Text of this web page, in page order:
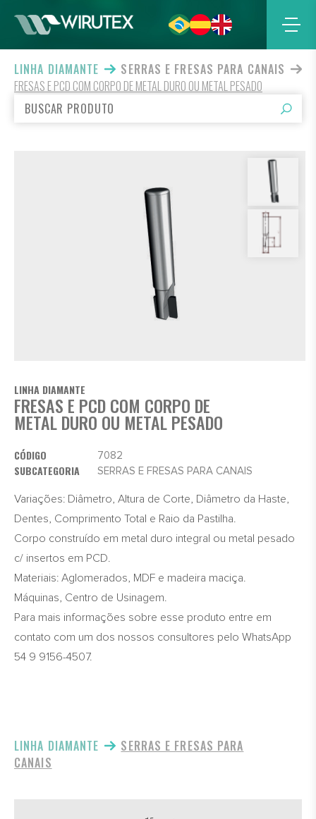
LINHA DIAMANTE
SERRAS E FRESAS PARA CANAIS
FRESAS E PCD COM CORPO DE METAL DURO OU METAL PESADO
LINHA DIAMANTE
FRESAS E PCD COM CORPO DE
METAL DURO OU METAL PESADO
CÓDIGO 7082
SUBCATEGORIA SERRAS E FRESAS PARA CANAIS
Variações: Diâmetro, Altura de Corte, Diâmetro da Haste,
Dentes, Comprimento Total e Raio da Pastilha.
Corpo construído em metal duro integral ou metal pesado
c/ insertos em PCD.
Materiais: Aglomerados, MDF e madeira maciça.
Máquinas, Centro de Usinagem.
Para mais informações sobre esse produto entre em
contato com um dos nossos consultores pelo WhatsApp
54 9 9156-4507.
LINHA DIAMANTE
SERRAS E FRESAS PARA
CANAIS